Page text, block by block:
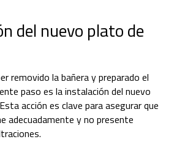
del nuevo plato de
removido la bañera y preparado el
paso es la instalación del nuevo
acción es clave para asegurar que
adecuadamente y no presente